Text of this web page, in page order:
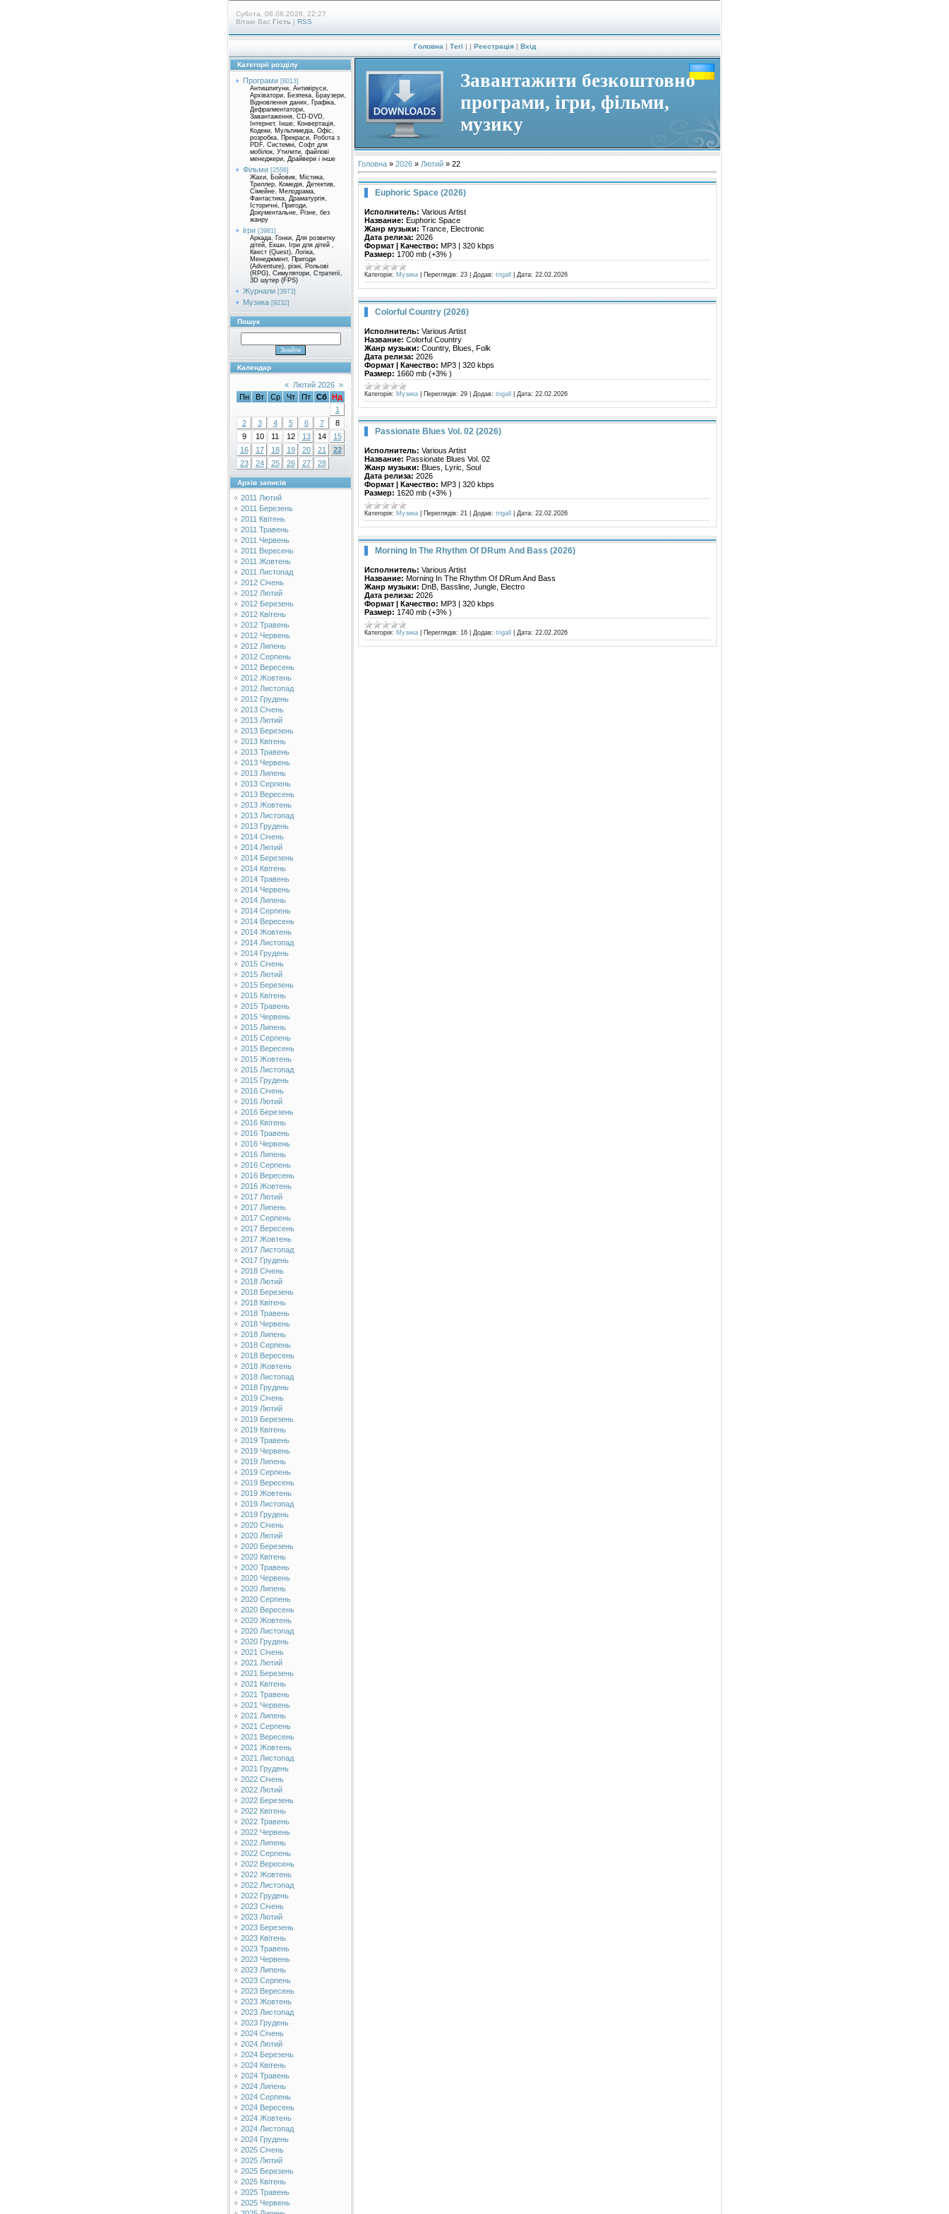
Субота, 08.08.2026, 22:27
Вітаю Вас Гість | RSS
Головна | Тегі | | Реєстрація| Вхід
Категорії розділу
Програми [8013]
Антишпигуни, Антивіруси,
Архіватори, Безпека, Браузери,
Відновлення даних, Графіка,
Дефрагментатори,
Завантаження, CD-DVD,
Інтернет, Інше, Конвертація,
Кодеки, Мультимедіа, Офіс,
розробка, Прекраси, Робота з
PDF, Системні, Софт для
мобілок, Утилити, файлові
менеджери, Драйвери і інше
Фільми [2556]
Жахи, Бойовик, Містика,
Триллер, Комедія, Детектив,
Сімейне, Мелодрама,
Фантастика, Драматургія,
Історичні, Пригоди,
Документальне, Різне, без
жанру
ігри [3981]
Аркада, Гонки, Для розвитку
дітей, Екшн, Ігри для дітей ,
Квест (Quest), Логіка,
Менеджмент, Пригоди
(Adventure), різні, Рольові
(RPG), Симулятори, Стратегії,
3D шутер (FPS)
Журнали [3973]
Музика [9232]
Пошук
Календар
« Лютий 2026 »
Пн
Вт Ср Чт Пт Сб Нд
1
2
3 4 5 6 7
8
9
10 11 12 13 14
15
16
17 18 19 20 21
22
23
24 25 26 27 28
Архів записів
2011 Лютий
2011 Березень
2011 Квітень
2011 Травень
2011 Червень
2011 Вересень
2011 Жовтень
2011 Листопад
2012 Січень
2012 Лютий
2012 Березень
2012 Квітень
2012 Травень
2012 Червень
2012 Липень
2012 Серпень
2012 Вересень
2012 Жовтень
2012 Листопад
2012 Грудень
2013 Січень
2013 Лютий
2013 Березень
2013 Квітень
2013 Травень
2013 Червень
2013 Липень
2013 Серпень
2013 Вересень
2013 Жовтень
2013 Листопад
2013 Грудень
2014 Січень
2014 Лютий
2014 Березень
2014 Квітень
2014 Травень
2014 Червень
2014 Липень
2014 Серпень
2014 Вересень
2014 Жовтень
2014 Листопад
2014 Грудень
2015 Січень
2015 Лютий
2015 Березень
2015 Квітень
2015 Травень
2015 Червень
2015 Липень
2015 Серпень
2015 Вересень
2015 Жовтень
2015 Листопад
2015 Грудень
2016 Січень
2016 Лютий
2016 Березень
2016 Квітень
2016 Травень
2016 Червень
2016 Липень
2016 Серпень
2016 Вересень
2016 Жовтень
2017 Лютий
2017 Липень
2017 Серпень
2017 Вересень
2017 Жовтень
2017 Листопад
2017 Грудень
2018 Січень
2018 Лютий
2018 Березень
2018 Квітень
2018 Травень
2018 Червень
2018 Липень
2018 Серпень
2018 Вересень
2018 Жовтень
2018 Листопад
2018 Грудень
2019 Січень
2019 Лютий
2019 Березень
2019 Квітень
2019 Травень
2019 Червень
2019 Липень
2019 Серпень
2019 Вересень
2019 Жовтень
2019 Листопад
2019 Грудень
2020 Січень
2020 Лютий
2020 Березень
2020 Квітень
2020 Травень
2020 Червень
2020 Липень
2020 Серпень
2020 Вересень
2020 Жовтень
2020 Листопад
2020 Грудень
2021 Січень
2021 Лютий
2021 Березень
2021 Квітень
2021 Травень
2021 Червень
2021 Липень
2021 Серпень
2021 Вересень
2021 Жовтень
2021 Листопад
2021 Грудень
2022 Січень
2022 Лютий
2022 Березень
2022 Квітень
2022 Травень
2022 Червень
2022 Липень
2022 Серпень
2022 Вересень
2022 Жовтень
2022 Листопад
2022 Грудень
2023 Січень
2023 Лютий
2023 Березень
2023 Квітень
2023 Травень
2023 Червень
2023 Липень
2023 Серпень
2023 Вересень
2023 Жовтень
2023 Листопад
2023 Грудень
2024 Січень
2024 Лютий
2024 Березень
2024 Квітень
2024 Травень
2024 Липень
2024 Серпень
2024 Вересень
2024 Жовтень
2024 Листопад
2024 Грудень
2025 Січень
2025 Лютий
2025 Березень
2025 Квітень
2025 Травень
2025 Червень
Завантажити безкоштовно
програми, ігри, фільми,
музику
Головна » 2026 » Лютий » 22
Euphoric Space (2026)
Исполнитель: Various Artist
Название: Euphoric Space
Жанр музыки: Trance, Electronic
Дата релиза: 2026
Формат | Качество: MP3 | 320 kbps
Размер: 1700 mb (+3% )
Категорія: Музика Переглядів: 23 Додав: trigall Дата: 22.02.2026
Colorful Country (2026)
Исполнитель: Various Artist
Название: Colorful Country
Жанр музыки: Country, Blues, Folk
Дата релиза: 2026
Формат | Качество: MP3 | 320 kbps
Размер: 1660 mb (+3% )
Категорія: Музика Переглядів: 29 Додав: trigall Дата: 22.02.2026
Passionate Blues Vol. 02 (2026)
Исполнитель: Various Artist
Название: Passionate Blues Vol. 02
Жанр музыки: Blues, Lyric, Soul
Дата релиза: 2026
Формат | Качество: MP3 | 320 kbps
Размер: 1620 mb (+3% )
Категорія: Музика Переглядів: 21 Додав: trigall Дата: 22.02.2026
Morning In The Rhythm Of DRum And Bass (2026)
Исполнитель: Various Artist
Название: Morning In The Rhythm Of DRum And Bass
Жанр музыки: DnB, Bassline, Jungle, Electro
Дата релиза: 2026
Формат | Качество: MP3 | 320 kbps
Размер: 1740 mb (+3% )
Категорія: Музика Переглядів: 16 Додав: trigall Дата: 22.02.2026